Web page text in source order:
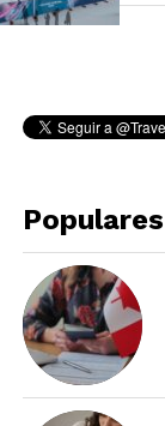
Populares